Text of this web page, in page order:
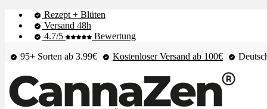
Rezept + Blüten
Versand 48h
4.7/5
Bewertung
95+ Sorten ab 3.99€
Kostenloser Versand ab 100€